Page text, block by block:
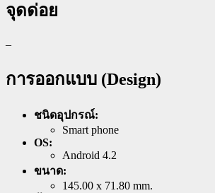
จุดด่อย
–
การออกแบบ (Design)
ชนิดอุปกรณ์:
Smart phone
OS:
Android 4.2
ขนาด:
145.00 x 71.80 mm.